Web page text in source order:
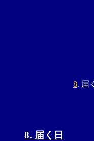
8. 届
8. 届く日